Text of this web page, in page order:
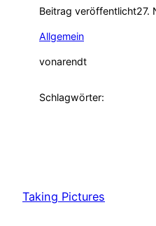
Beitrag veröffentlicht27.
Allgemein
vonarendt
Schlagwörter:
Taking Pictures